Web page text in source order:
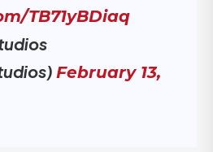
TB71yBDiaq
February 13,